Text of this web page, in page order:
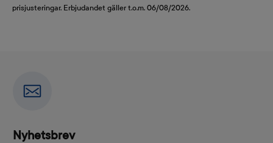
prisjusteringar. Erbjudandet gäller t.o.m. 06/08/2026.
Nyhetsbrev